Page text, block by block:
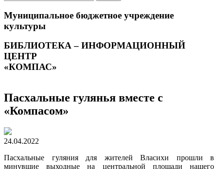
Муниципальное бюджетное учреждение
культуры
БИБЛИОТЕКА – ИНФОРМАЦИОННЫЙ
ЦЕНТР
«КОМПАС»
Пасхальные гулянья вместе с
«Компасом»
24.04.2022
Пасхальные гуляния для жителей Власихи прошли в
минувшие выходные на центральной площади нашего